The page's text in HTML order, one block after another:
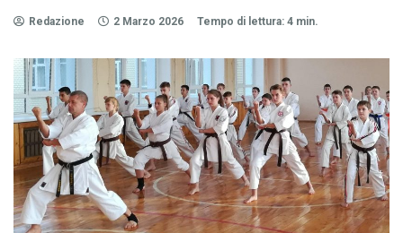
Redazione 2 Marzo 2026 Tempo di lettura: 4 min.